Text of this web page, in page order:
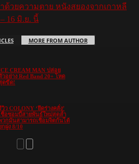
ด้วยความตาย หนังสยองจากเกาหลี
– 16 มิ.ย. นี้
MORE FROM AUTHOR
CREAM MAN ปล่อย
วอย่าง Red Band 20+ โหด
ดขีด!
วิว COLONY ‘ยึดร่างคลั่ง’
ชื้อซอมบี้สายพันธุ์ใหม่สุดล้ำ
วกมันสามารถเชื่อมจิตกันได้
กฝูง 8/10